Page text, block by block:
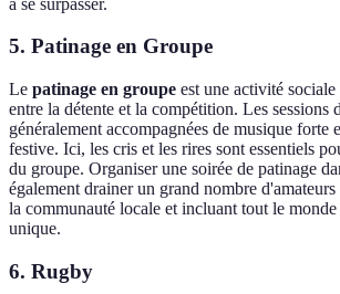
5. Patinage en Groupe
Le patinage en groupe est une activité
entre la détente et la compétition. Les sessions
généralement accompagnées de musique forte
festive. Ici, les cris et les rires sont essentiels
du groupe. Organiser une soirée de patinage
également drainer un grand nombre
la communauté locale et incluant tout le
unique.
6. Rugby